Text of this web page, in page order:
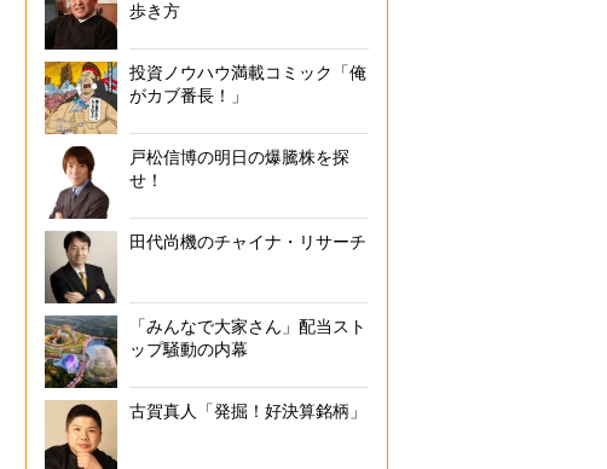
歩き方
投資ノウハウ満載コミック「俺
がカブ番長！」
戸松信博の明日の爆騰株を探
せ！
田代尚機のチャイナ・リサーチ
「みんなで大家さん」配当スト
ップ騒動の内幕
古賀真人「発掘！好決算銘柄」